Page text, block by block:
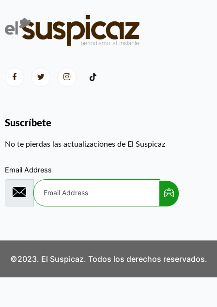
Suscríbete
No te pierdas las actualizaciones de El Suspicaz
Email Address
©2023. El Suspicaz. Todos los derechos reservados.